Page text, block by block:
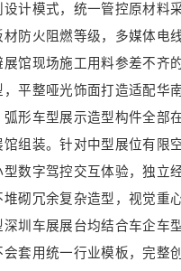
计模式，统一管控原材料
防火阻燃等级，多媒体电
馆现场施工用料参差不齐
平整哑光饰面打造适配华
形车型展示造型构件全部
组装。针对中型展位有限
数字驾控交互体验，独立
砌冗余复杂造型，视觉重
圳车展展台均结合车企车
套用统一行业模板，完整